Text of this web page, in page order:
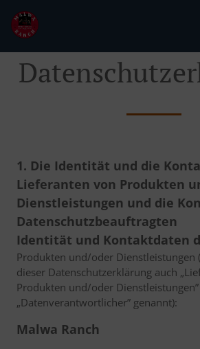
1. Die Identität und die
Lieferanten von Produkten
Dienstleistungen und die
Datenschutzbeauftragten
Identität und Kontaktdaten
Produkten und/oder Dienstleistungen
dieser Datenschutzerklärung auch
Produkten und/oder
„Datenverantwortlicher” genannt):
Malwa Ranch